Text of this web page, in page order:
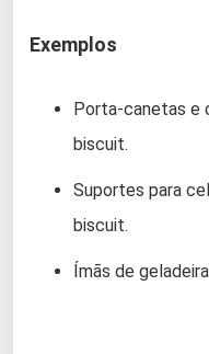
Exemplos
Porta-canetas e
biscuit.
Suportes para
biscuit.
Ímãs de